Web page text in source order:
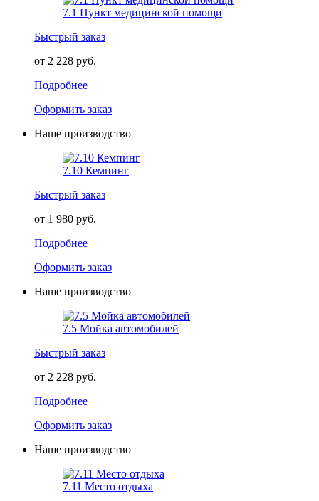
7.1 Пункт медицинской помощи
Быстрый заказ
от 2 228 руб.
Подробнее
Оформить заказ
Наше производство
7.10 Кемпинг
Быстрый заказ
от 1 980 руб.
Подробнее
Оформить заказ
Наше производство
7.5 Мойка автомобилей
Быстрый заказ
от 2 228 руб.
Подробнее
Оформить заказ
Наше производство
7.11 Место отдыха